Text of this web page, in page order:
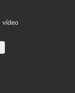
vídeo